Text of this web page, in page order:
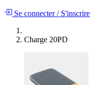
Se connecter/S'inscrire
Charge 20PD